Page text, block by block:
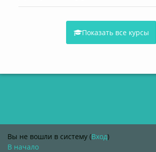
Показать все курсы
Вы не вошли в систему (Вход)
В начало